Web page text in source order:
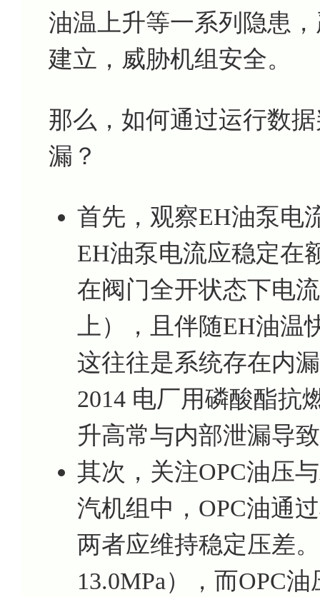
油温上升等一系列隐患
建立，威胁机组安全。
那么，如何通过运行数
漏？
首先，观察EH油泵电
EH油泵电流应稳定在
在阀门全开状态下电
上），且伴随EH油
这往往是系统存在内
2014 电厂用磷酸酯抗
升高常与内部泄漏导
其次，关注OPC油压
汽机组中，OPC油通
两者应维持稳定压差
13.0MPa），而OPC